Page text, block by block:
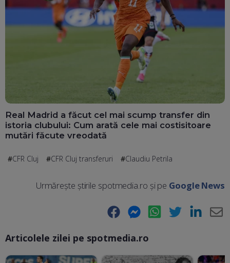
Real Madrid a făcut cel mai scump transfer din
istoria clubului: Cum arată cele mai costisitoare
mutări făcute vreodată
CFR Cluj CFR Cluj transferuri Claudiu Petrila
Urmărește știrile spotmedia.ro și pe Google News
Facebook Messenger WhatsApp Twitter LinkedIn
Articolele zilei pe spotmedia.ro